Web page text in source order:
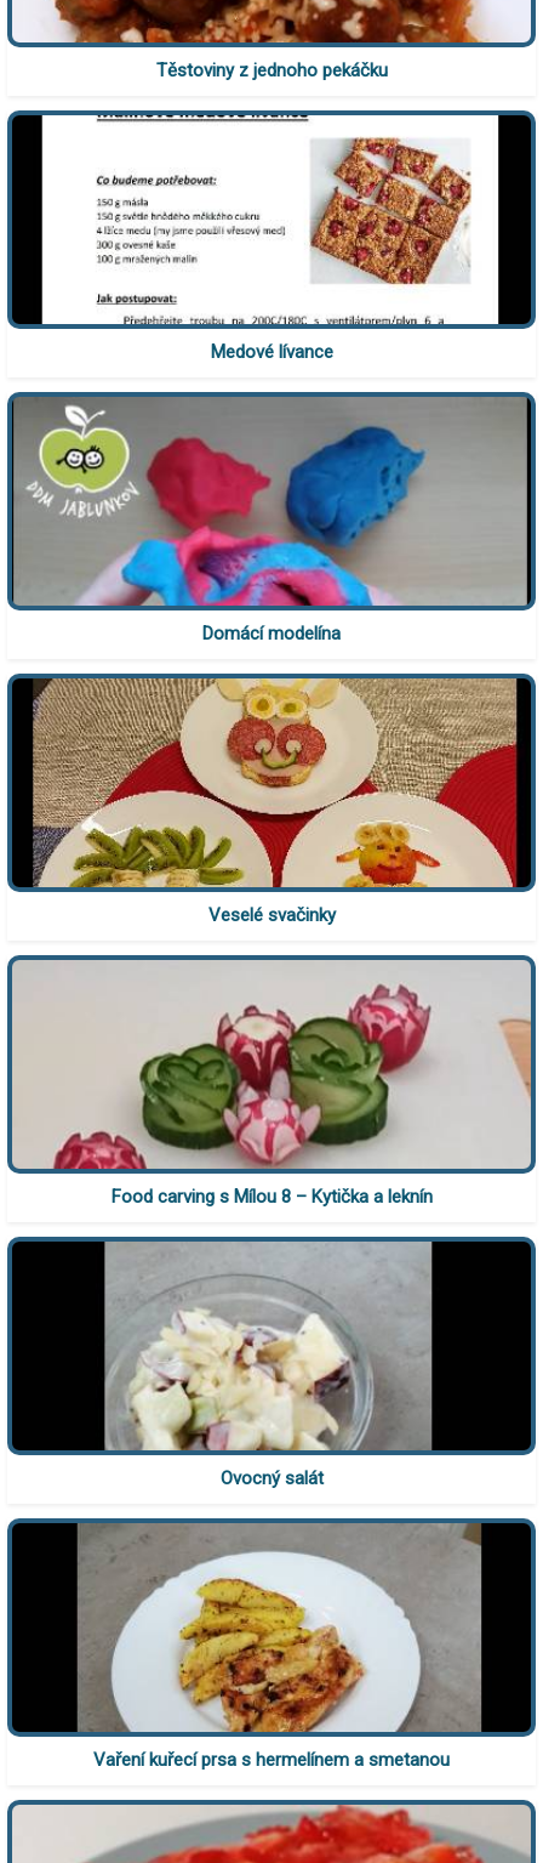
Těstoviny z jednoho pekáčku
Medové lívance
Domácí modelína
Veselé svačinky
Food carving s Mílou 8 – Kytička a leknín
Ovocný salát
Vaření kuřecí prsa s hermelínem a smetanou